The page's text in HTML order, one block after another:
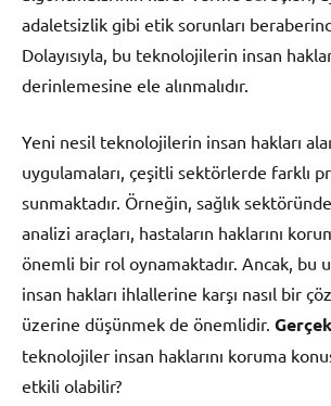
adaletsizlik gibi etik sorunları
Dolayısıyla, bu teknolojilerin insan
derinlemesine ele alınmalıdır.
Yeni nesil teknolojilerin insan hakları
uygulamaları, çeşitli sektörlerde farklı
sunmaktadır. Örneğin, sağlık
analizi araçları, hastaların haklarını
önemli bir rol oynamaktadır. Ancak, bu
insan hakları ihlallerine karşı nasıl bir
üzerine düşünmek de önemlidir.
teknolojiler insan haklarını koruma
etkili olabilir?